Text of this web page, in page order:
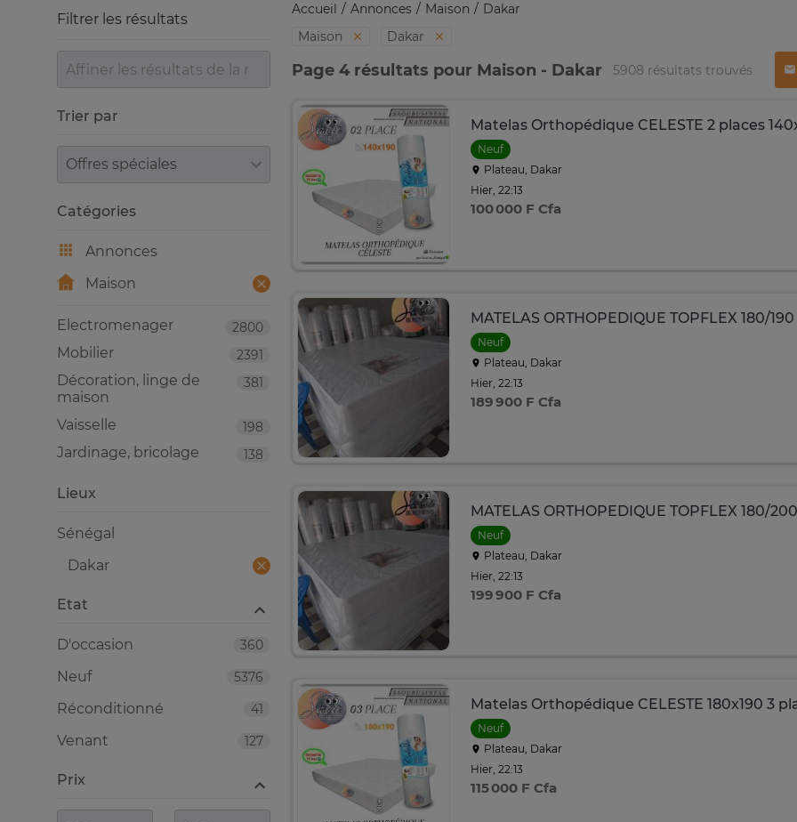
Accueil Annonces Maison
Dakar
Maison
Dakar
Page 4 résultats pour Maison - Dakar 5908 résultats trouvés
Matelas Orthopédique CELESTE 2 places
Neuf
Plateau, Dakar
Hier, 22:13
100 000 F Cfa
MATELAS ORTHOPEDIQUE TOPFLEX 180/
Neuf
Plateau, Dakar
Hier, 22:13
189 900 F Cfa
MATELAS ORTHOPEDIQUE TOPFLEX 180/
Neuf
Plateau, Dakar
Hier, 22:13
199 900 F Cfa
Matelas Orthopédique CELESTE 180x190 3
Neuf
Plateau, Dakar
Hier, 22:13
115 000 F Cfa
Filtrer les résultats
Trier par
Trier par
Catégories
Annonces
Maison
2800
Electromenager
2391
Mobilier
381
Décoration, linge de
maison
198
Vaisselle
138
Jardinage, bricolage
Lieux
Sénégal
Dakar
Etat
360
D'occasion
5376
Neuf
41
Réconditionné
127
Venant
Prix